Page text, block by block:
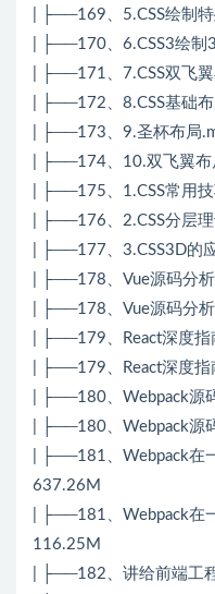
| ├──169、5.CSS绘制
| ├──170、6.CSS3绘
| ├──171、7.CSS双飞
| ├──172、8.CSS基础
| ├──173、9.圣杯布局
| ├──174、10.双飞翼
| ├──175、1.CSS常用
| ├──176、2.CSS分层
| ├──177、3.CSS3D的
| ├──178、Vue源码分
| ├──178、Vue源码分
| ├──179、React深度
| ├──179、React深度
| ├──180、Webpack源
| ├──180、Webpack源
| ├──181、Webpack在
637.26M
| ├──181、Webpack在
116.25M
| ├──182、讲给前端工